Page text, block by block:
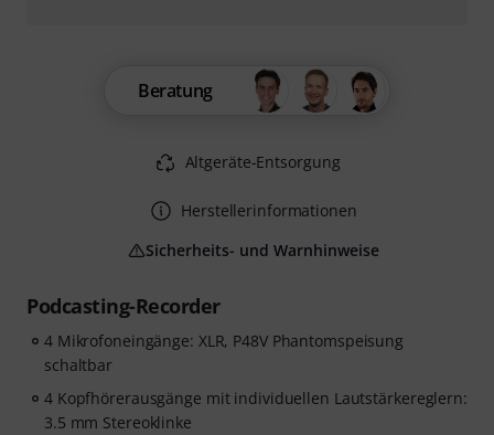
Podcasting-Recorder
4 Mikrofoneingänge: XLR, P48V Phantomspeisung
schaltbar
4 Kopfhörerausgänge mit individuellen Lautstärkereglern:
3.5 mm Stereoklinke
Beratung
Altgeräte-Entsorgung
Herstellerinformationen
Sicherheits- und Warnhinweise